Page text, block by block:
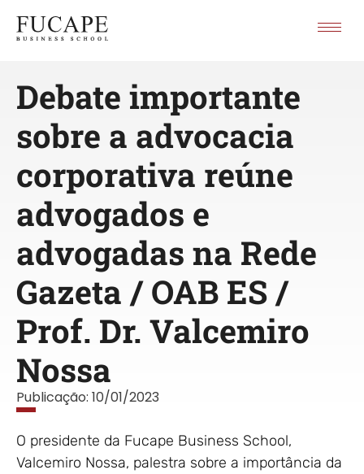
Debate importante
sobre a advocacia
corporativa reúne
advogados e
advogadas na Rede
Gazeta / OAB ES /
Prof. Dr. Valcemiro
Nossa
Publicação: 10/01/2023
O presidente da Fucape Business School,
Valcemiro Nossa, palestra sobre a importância da